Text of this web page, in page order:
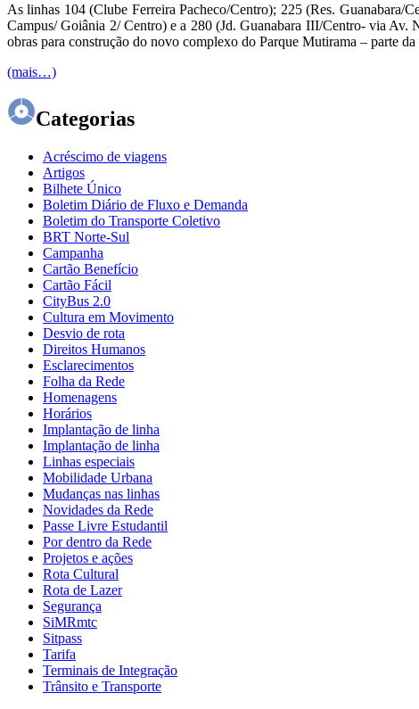
As linhas 104 (Clube Ferreira Pacheco/Centro); 225 (Res.
Campus/ Goiânia 2/ Centro) e a 280 (Jd. Guanabara III/Centro- via Av.
obras para construção do novo complexo do Parque Mutirama – parte
(mais…)
Categorias
Acréscimo de viagens
Artigos
Bilhete Único
Boletim Diário de Fluxo e Demanda
Boletim do Transporte Coletivo
BRT Norte-Sul
Campanha
Cartão Benefício
Cartão Fácil
CityBus 2.0
Cultura em Movimento
Desvio de rota
Direitos Humanos
Esclarecimentos
Folha da Rede
Homenagens
Horários
Implantação de linha
Implantação de linha
Linhas especiais
Mobilidade Urbana
Mudanças nas linhas
Novidades da Rede
Passe Livre Estudantil
Por dentro da Rede
Projetos e ações
Rota Cultural
Rota de Lazer
Segurança
SiMRmtc
Sitpass
Tarifa
Terminais de Integração
Trânsito e Transporte